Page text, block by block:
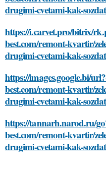
drugimi-cvetami-kak-
https://i.carvet.pro/bitrix/
best.com/remont-kvartir/
drugimi-cvetami-kak-
https://images.google.bi/
best.com/remont-kvartir/
drugimi-cvetami-kak-
https://tannarh.narod.ru/
best.com/remont-kvartir/
drugimi-cvetami-kak-